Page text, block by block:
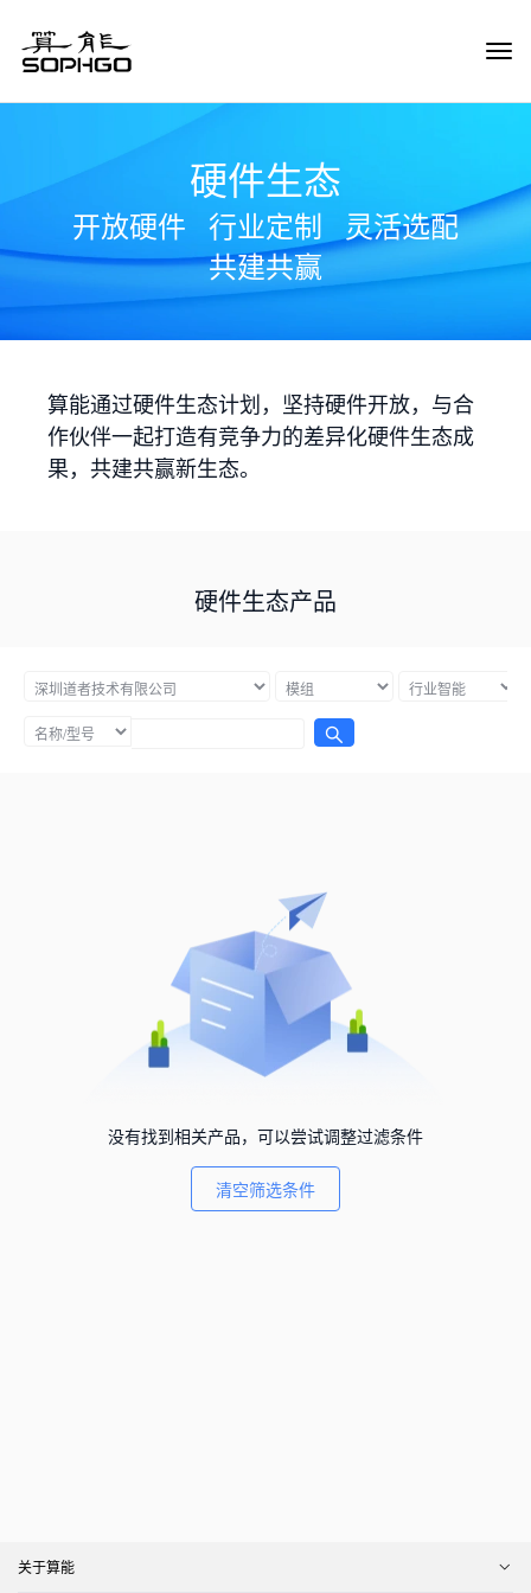
硬件生态
开放硬件 行业定制
灵活选配
共建共赢
算能通过硬件生态计划，坚持硬件开放，与合
作伙伴一起打造有竞争力的差异化硬件生态成
果，共建共赢新生态。
硬件生态产品
没有找到相关产品，可以尝试调整过滤条件
清空筛选条件
关于算能